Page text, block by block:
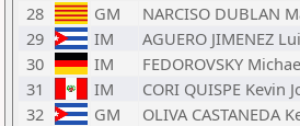
28
GM NARCISO DUBLAN
29
IM AGUERO JIMENEZ
30
IM FEDOROVSKY
31
IM CORI QUISPE Kevin
32
GM OLIVA CASTANEDA